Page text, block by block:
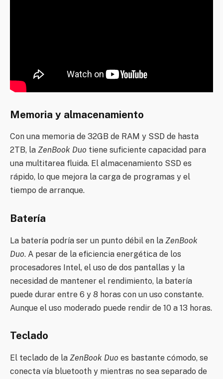
Memoria y almacenamiento
Con una memoria de 32GB de RAM y SSD de hasta
2TB, la ZenBook Duo tiene suficiente capacidad para
una multitarea fluida. El almacenamiento SSD es
rápido, lo que mejora la carga de programas y el
tiempo de arranque.
Batería
La batería podría ser un punto débil en la ZenBook
Duo. A pesar de la eficiencia energética de los
procesadores Intel, el uso de dos pantallas y la
necesidad de mantener el rendimiento, la batería
puede durar entre 6 y 8 horas con un uso constante.
Aunque el uso moderado puede rendir de 10 a 13 horas.
Teclado
El teclado de la ZenBook Duo es bastante cómodo, se
conecta vía bluetooth y mientras no sea separado de